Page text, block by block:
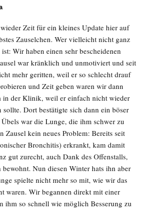
Zeit für ein kleines Update hier auf
Zauselchen. Wer vielleicht nicht ganz
Wir haben einen sehr bescheidenen
war kränklich und unmotiviert und seit
mehr geritten, weil er so schlecht drauf
und Zeit geben waren wir dann
in der Klinik, weil er einfach nicht wieder
Dort bestätigte sich dann ein böser
war die Lunge, die ihm schwer zu
Zausel kein neues Problem: Bereits seit
Bronchitis) erkrankt, kam damit
gut zurecht, auch Dank des Offenstalls,
bewohnt. Nun diesen Winter hats ihn aber
spielte nicht mehr so mit, wie wir das
waren. Wir begannen direkt mit einer
ihm so schnell wie möglich Besserung zu